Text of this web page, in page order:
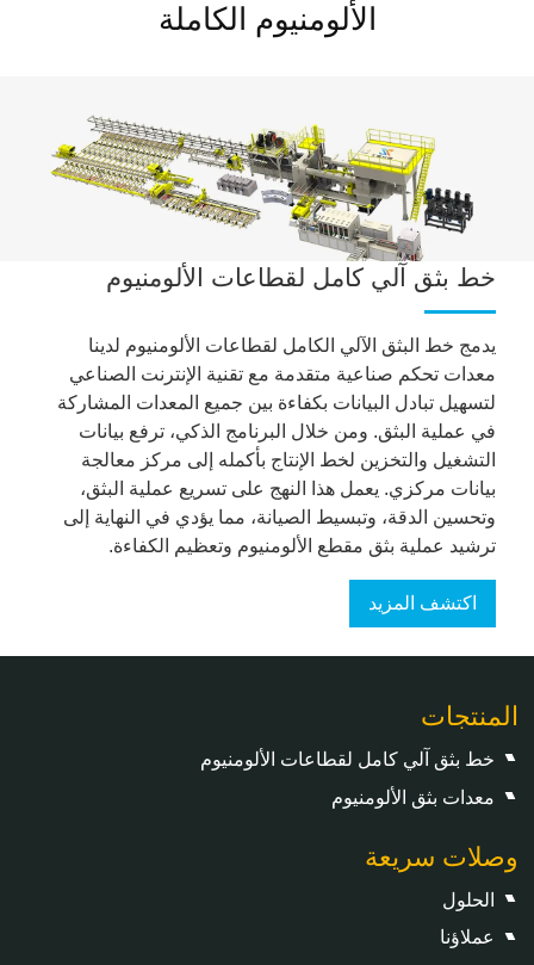
الألومنيوم الكاملة
خط بثق آلي كامل لقطاعات الألومنيوم
يدمج خط البثق الآلي الكامل لقطاعات الألومنيوم لدينا
معدات تحكم صناعية متقدمة مع تقنية الإنترنت الصناعي
لتسهيل تبادل البيانات بكفاءة بين جميع المعدات المشاركة
في عملية البثق. ومن خلال البرنامج الذكي، ترفع بيانات
التشغيل والتخزين لخط الإنتاج بأكمله إلى مركز معالجة
بيانات مركزي. يعمل هذا النهج على تسريع عملية البثق،
وتحسين الدقة، وتبسيط الصيانة، مما يؤدي في النهاية إلى
ترشيد عملية بثق مقطع الألومنيوم وتعظيم الكفاءة.
اكتشف المزيد
المنتجات
خط بثق آلي كامل لقطاعات الألومنيوم
معدات بثق الألومنيوم
وصلات سريعة
الحلول
عملاؤنا